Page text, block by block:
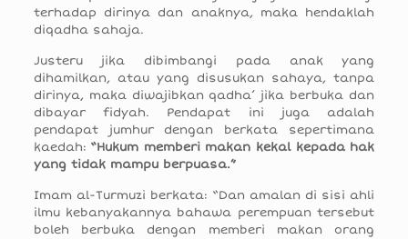
terhadap dirinya dan anaknya, maka hendaklah
diqadha sahaja.
Justeru jika dibimbangi pada anak yang
dihamilkan, atau yang disusukan sahaya, tanpa
dirinya, maka diwajibkan qadha’ jika berbuka dan
dibayar fidyah. Pendapat ini juga adalah
pendapat jumhur dengan berkata sepertimana
kaedah: “Hukum memberi makan kekal kepada hak
yang tidak mampu berpuasa.”
Imam al-Turmuzi berkata: “Dan amalan di sisi ahli
ilmu kebanyakannya bahawa perempuan tersebut
boleh berbuka dengan memberi makan orang